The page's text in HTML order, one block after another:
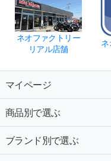
ネオファクトリー
リアル店舗
ネ
マイページ
商品別で選ぶ
ブランド別で選ぶ